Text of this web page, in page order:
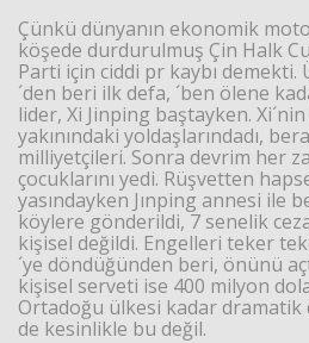
Çünkü dünyanın ekonomik
köşede durdurulmuş Çin Halk
Parti için ciddi pr kaybı
´den beri ilk defa, ´ben ölene
lider, Xi Jinping baştayken.
yakınındaki yoldaşlarındadı,
milliyetçileri. Sonra devrim her
çocuklarını yedi. Rüşvetten
yasındayken Jınping annesi ile
köylere gönderildi, 7 senelik
kişisel değildi. Engelleri teker
´ye döndüğünden beri, önünü
kişisel serveti ise 400 milyon
Ortadoğu ülkesi kadar dramatik
de kesinlikle bu değil.